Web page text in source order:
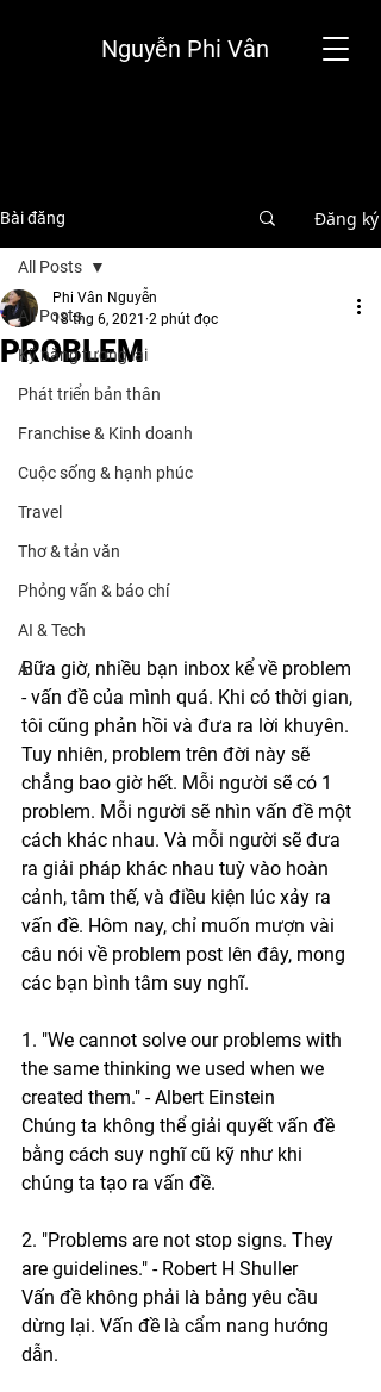
Nguyễn Phi Vân
Bài đăng Đăng ký
All Posts
Kỹ năng tương lai
Phát triển bản thân
Franchise & Kinh doanh
Cuộc sống & hạnh phúc
Travel
Thơ & tản văn
Phỏng vấn & báo chí
AI & Tech
AI
All Posts
PROBLEM
Phi Vân Nguyễn
18 thg 6, 2021 2 phút đọc
Bữa giờ, nhiều bạn inbox kể về problem
- vấn đề của mình quá. Khi có thời gian,
tôi cũng phản hồi và đưa ra lời khuyên.
Tuy nhiên, problem trên đời này sẽ
chẳng bao giờ hết. Mỗi người sẽ có 1
problem. Mỗi người sẽ nhìn vấn đề một
cách khác nhau. Và mỗi người sẽ đưa
ra giải pháp khác nhau tuỳ vào hoàn
cảnh, tâm thế, và điều kiện lúc xảy ra
vấn đề. Hôm nay, chỉ muốn mượn vài
câu nói về problem post lên đây, mong
các bạn bình tâm suy nghĩ.
1. "We cannot solve our problems with
the same thinking we used when we
created them." - Albert Einstein
Chúng ta không thể giải quyết vấn đề
bằng cách suy nghĩ cũ kỹ như khi
chúng ta tạo ra vấn đề.
2. "Problems are not stop signs. They
are guidelines." - Robert H Shuller
Vấn đề không phải là bảng yêu cầu
dừng lại. Vấn đề là cẩm nang hướng
dẫn.